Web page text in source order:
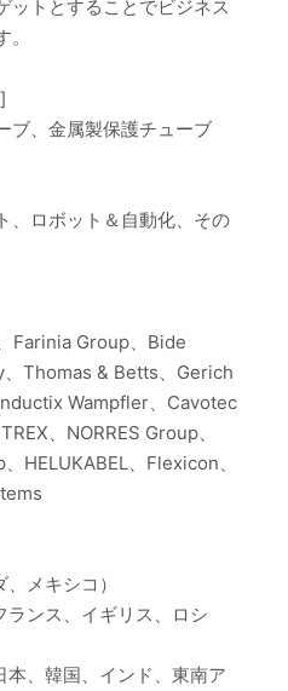
ットとすることでビジネス
ブ、金属製保護チューブ
、ロボット＆自動化、その
Farinia Group、Bide
Thomas & Betts、Gerich
Wampfler、Cavotec
、NORRES Group、
HELUKABEL、Flexicon、
メキシコ）
ンス、イギリス、ロシ
、韓国、インド、東南ア